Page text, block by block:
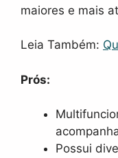
maiores e mais
Leia Também:
Prós:
Possui